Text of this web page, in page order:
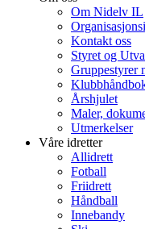
Om Nidelv IL
Kontakt oss
Styret og
Gruppestyrer
Årshjulet
Maler,
Utmerkelser
Våre idretter
Allidrett
Fotball
Friidrett
Håndball
Innebandy